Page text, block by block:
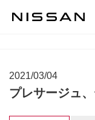
2021/03/04
プレサージュ